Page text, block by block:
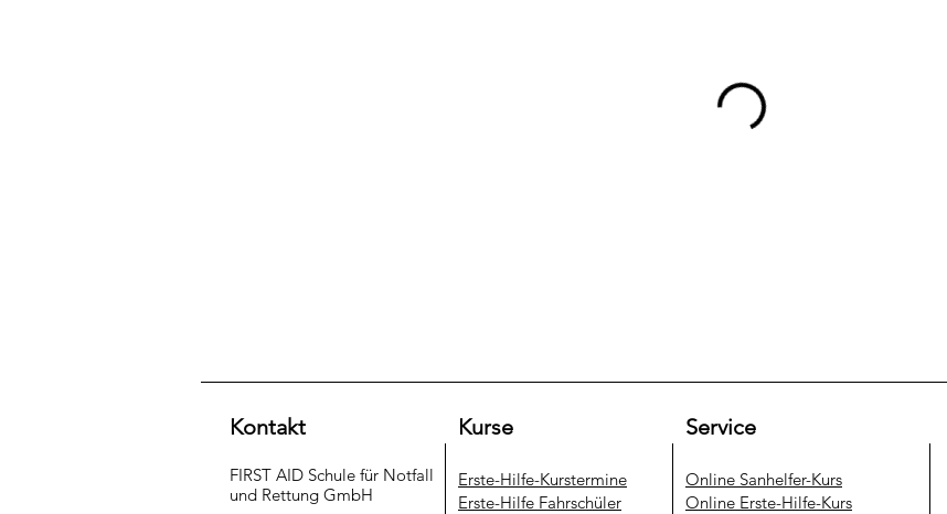
Kontakt
FIRST AID Schule für Notfall
und Rettung​ GmbH
Kurse
Erste-Hilfe-Kurstermine
Erste-Hilfe Fahrschüler
Service
​Online Sanhelfer-Kurs​
Online Erste-Hilfe-Kurs